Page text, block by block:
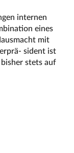
internen
eines
mit
sident ist
stets auf